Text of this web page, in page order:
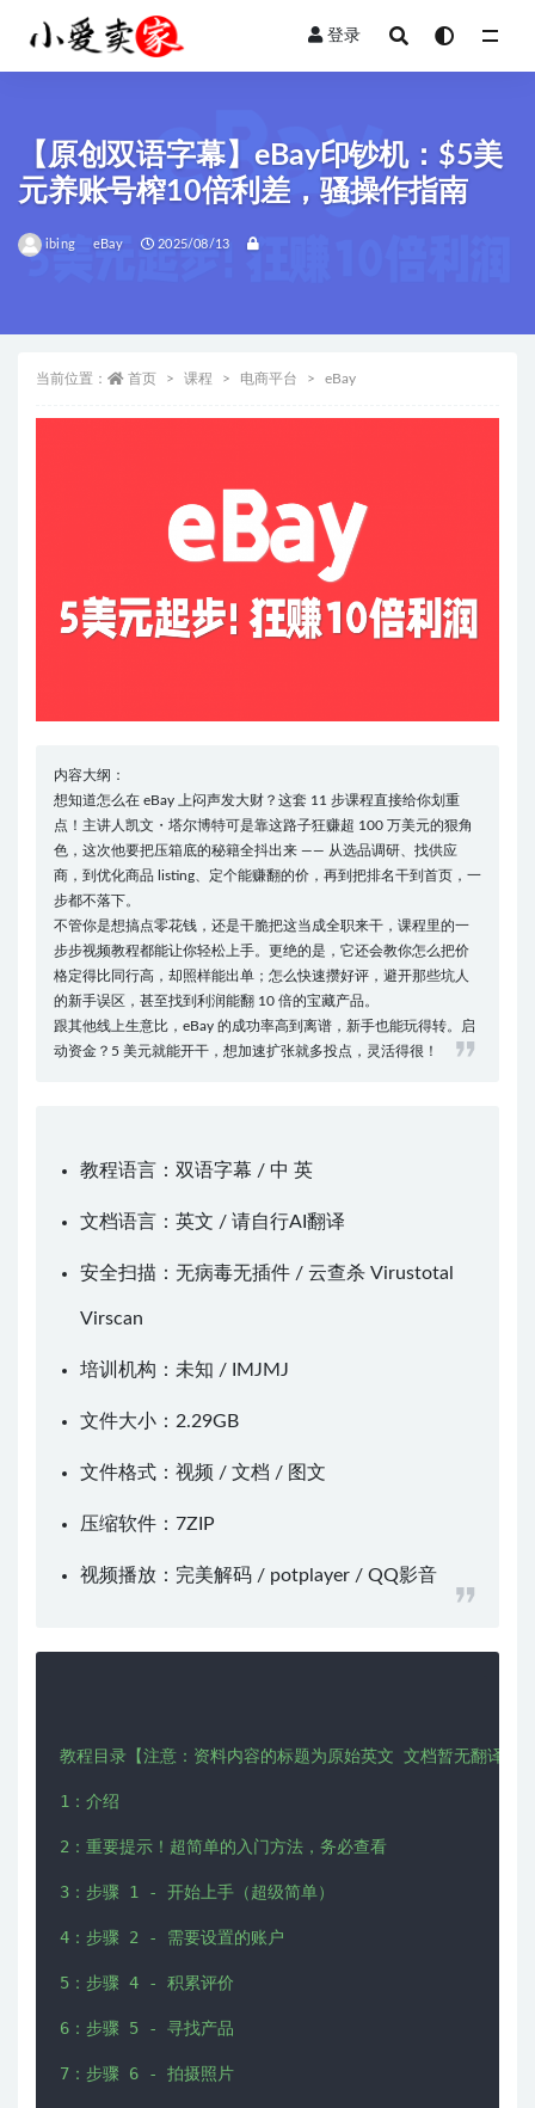
登录
【原创双语字幕】eBay印钞机：$5美
元养账号榨10倍利差，骚操作指南
ibing eBay 2025/08/13
当前位置： 首页 课程 电商平台 eBay
内容大纲：
想知道怎么在 eBay 上闷声发大财？这套 11 步课程直接给你划重
点！主讲人凯文・塔尔博特可是靠这路子狂赚超 100 万美元的狠角
色，这次他要把压箱底的秘籍全抖出来 —— 从选品调研、找供应
商，到优化商品 listing、定个能赚翻的价，再到把排名干到首页，一
步都不落下。
不管你是想搞点零花钱，还是干脆把这当成全职来干，课程里的一
步步视频教程都能让你轻松上手。更绝的是，它还会教你怎么把价
格定得比同行高，却照样能出单；怎么快速攒好评，避开那些坑人
的新手误区，甚至找到利润能翻 10 倍的宝藏产品。
跟其他线上生意比，eBay 的成功率高到离谱，新手也能玩得转。启
动资金？5 美元就能开干，想加速扩张就多投点，灵活得很！
教程语言：双语字幕 / 中 英
文档语言：英文 / 请自行AI翻译
安全扫描：无病毒无插件 / 云查杀 Virustotal
Virscan
培训机构：未知 / IMJMJ
文件大小：2.29GB
文件格式：视频 / 文档 / 图文
压缩软件： 7ZIP
视频播放： 完美解码 / potplayer / QQ影音
教程目录【注意：资料内容的标题为原始英文 文档暂无翻译
1：介绍
2：重要提示！超简单的入门方法，务必查看
3：步骤 1 - 开始上手（超级简单）
4：步骤 2 - 需要设置的账户
5：步骤 4 - 积累评价
6：步骤 5 - 寻找产品
7：步骤 6 - 拍摄照片